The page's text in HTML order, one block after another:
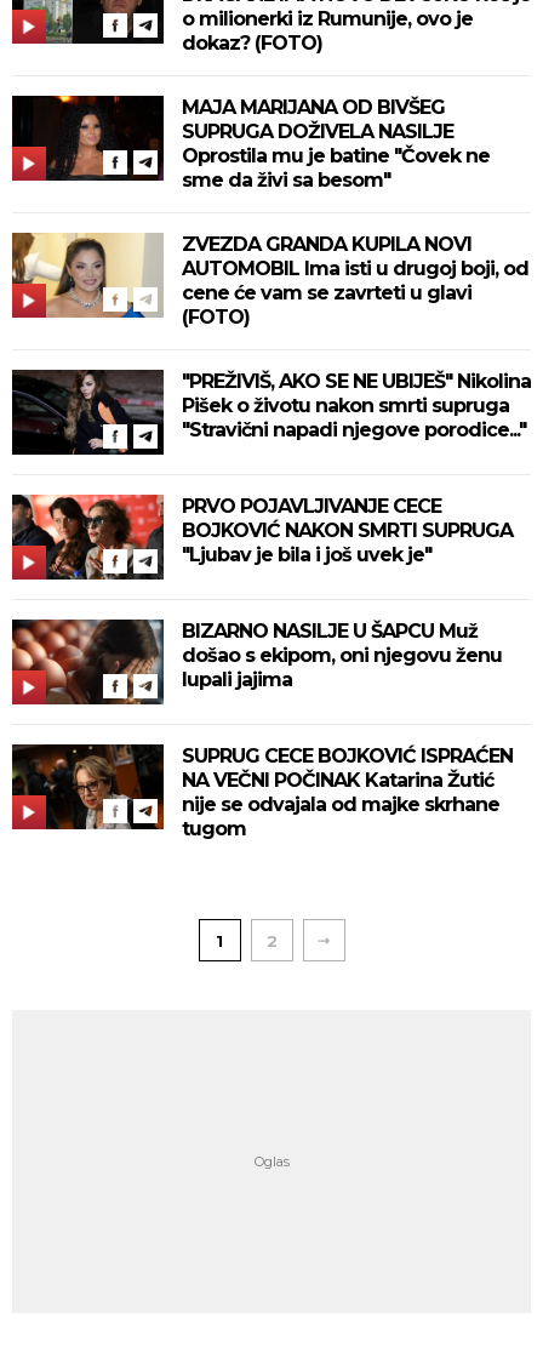
o milionerki iz Rumunije, ovo je
dokaz? (FOTO)
MAJA MARIJANA OD BIVŠEG
SUPRUGA DOŽIVELA NASILJE
Oprostila mu je batine "Čovek ne
sme da živi sa besom"
ZVEZDA GRANDA KUPILA NOVI
AUTOMOBIL Ima isti u drugoj boji, od
cene će vam se zavrteti u glavi
(FOTO)
"PREŽIVIŠ, AKO SE NE UBIJEŠ" Nikolina
Pišek o životu nakon smrti supruga
"Stravični napadi njegove porodice..."
PRVO POJAVLJIVANJE CECE
BOJKOVIĆ NAKON SMRTI SUPRUGA
"Ljubav je bila i još uvek je"
BIZARNO NASILJE U ŠAPCU Muž
došao s ekipom, oni njegovu ženu
lupali jajima
SUPRUG CECE BOJKOVIĆ ISPRAĆEN
NA VEČNI POČINAK Katarina Žutić
nije se odvajala od majke skrhane
tugom
1 2